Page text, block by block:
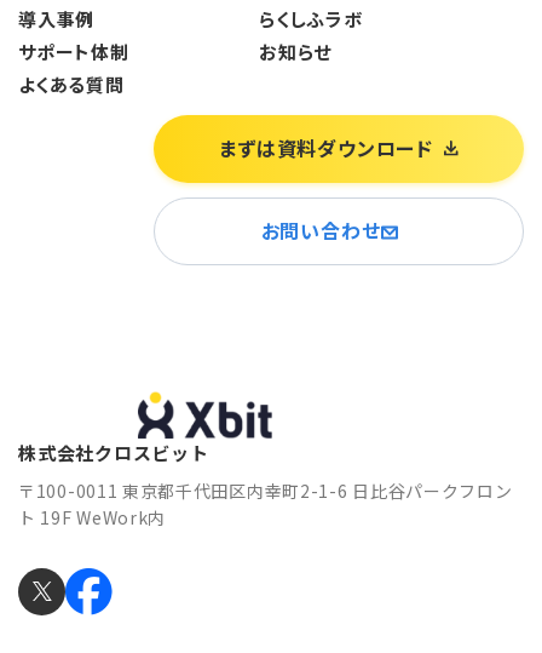
導入事例
サポート体制
よくある質問
らくしふラボ
お知らせ
まずは資料ダウンロード
お問い合わせ
株式会社クロスビット
〒100-0011 東京都千代田区内幸町2-1-6 日比谷パークフロン
ト 19F WeWork内